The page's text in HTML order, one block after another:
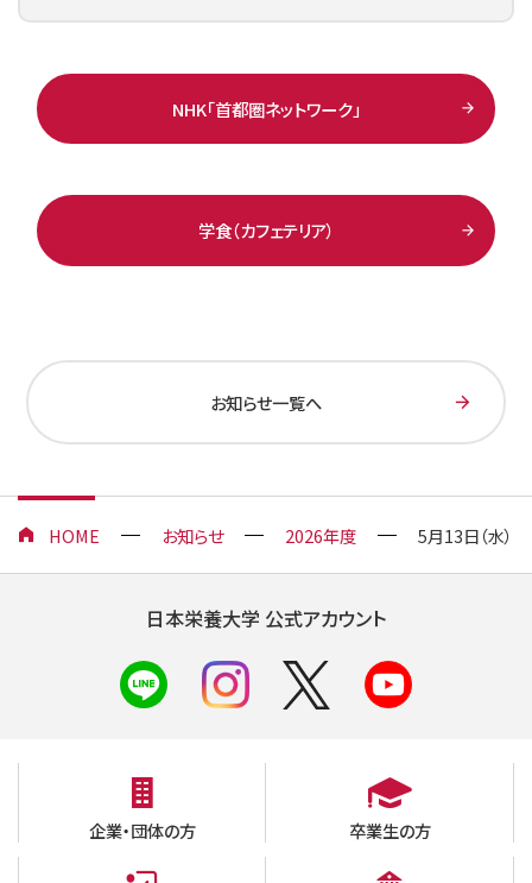
NHK「首都圏ネットワーク」
学食（カフェテリア）
お知らせ一覧へ
HOME お知らせ 2026年度 5月13日（水）
日本栄養大学 公式アカウント
企業・団体の方 卒業生の方